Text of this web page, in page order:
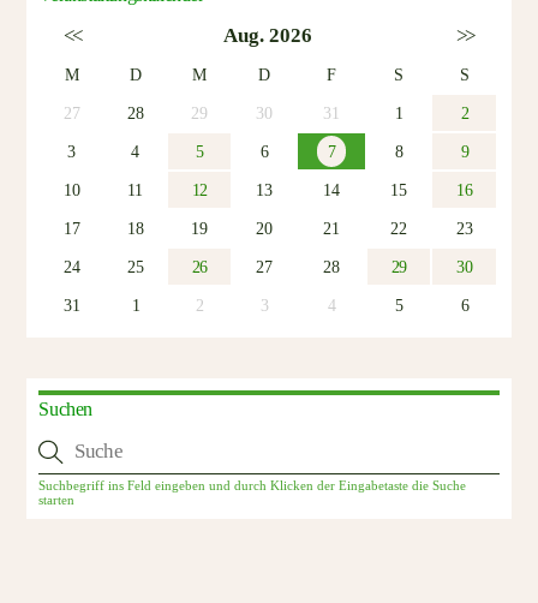
<< Aug. 2026 >>
M D M D F S
S
27
28 29 30 31 1
2
3
4 5 6 7 8
9
10
11 12 13 14 15
16
17
18 19 20 21 22
23
24
25 26 27 28 29
30
31
1 2 3 4 5 6
Suchen